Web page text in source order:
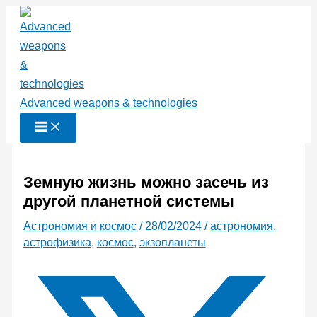
Перейти
содержимому
Advanced weapons & technologies
Земную жизнь можно засечь из
другой планетной системы
Астрономия и космос/ 28/02/2024 /астрономия,
астрофизика, космос, экзопланеты